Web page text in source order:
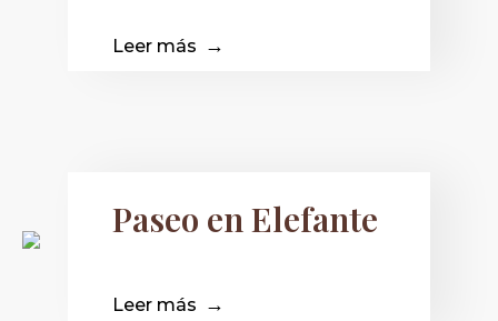
Leer más
Paseo en Elefante
Leer más